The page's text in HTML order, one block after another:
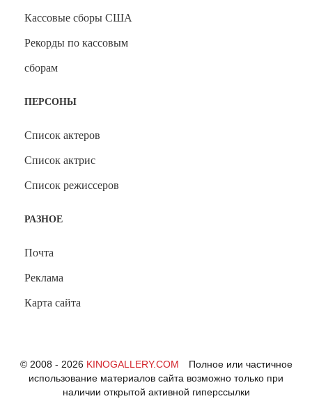
Кассовые сборы США
Рекорды по кассовым
сборам
ПЕРСОНЫ
Список актеров
Список актрис
Список режиссеров
РАЗНОЕ
Почта
Реклама
Карта сайта
© 2008 - 2026 KINOGALLERY.COM
Полное или частичное
использование материалов сайта возможно только при
наличии открытой активной гиперссылки